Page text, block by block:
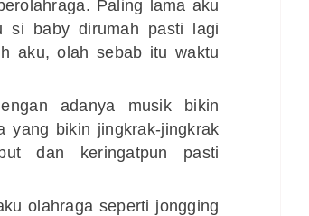
Paling lama aku
si baby dirumah pasti lagi
aku, olah sebab itu waktu
adanya musik bikin
yang bikin jingkrak-jingkrak
dan keringatpun pasti
olahraga seperti jongging